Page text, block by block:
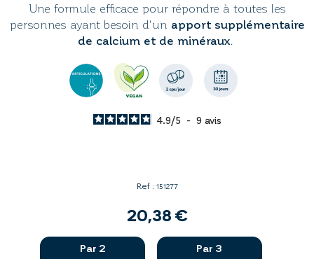
Une formule efficace pour répondre à toutes les
personnes ayant besoin d'un apport supplémentaire
de calcium et de minéraux.
4.9/5 - 9 avis
Ref : 151277
20,38 €
Par 2 Par 3